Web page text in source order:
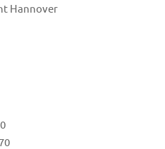
Hannover